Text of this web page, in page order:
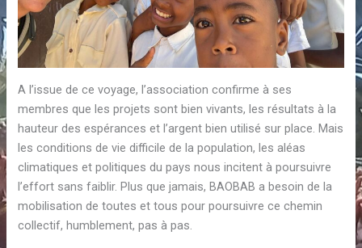
A l’issue de ce voyage, l’association confirme à ses
membres que les projets sont bien vivants, les résultats à la
hauteur des espérances et l’argent bien utilisé sur place. Mais
les conditions de vie difficile de la population, les aléas
climatiques et politiques du pays nous incitent à poursuivre
l’effort sans faiblir. Plus que jamais, BAOBAB a besoin de la
mobilisation de toutes et tous pour poursuivre ce chemin
collectif, humblement, pas à pas.